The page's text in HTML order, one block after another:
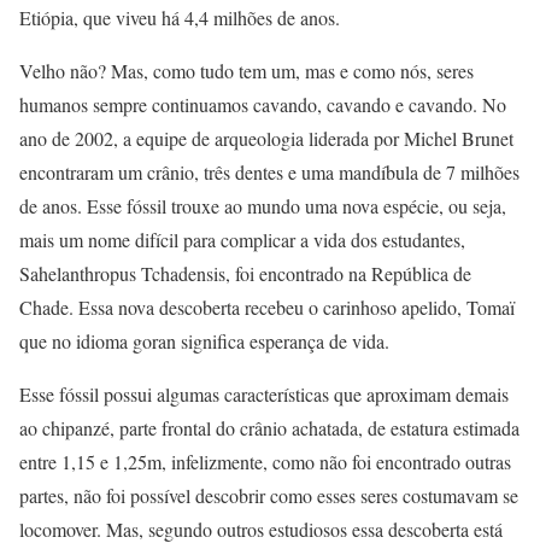
Etiópia, que viveu há 4,4 milhões de anos.
Velho não? Mas, como tudo tem um, mas e como nós, seres
humanos sempre continuamos cavando, cavando e cavando. No
ano de 2002, a equipe de arqueologia liderada por Michel Brunet
encontraram um crânio, três dentes e uma mandíbula de 7 milhões
de anos. Esse fóssil trouxe ao mundo uma nova espécie, ou seja,
mais um nome difícil para complicar a vida dos estudantes,
Sahelanthropus Tchadensis, foi encontrado na República de
Chade. Essa nova descoberta recebeu o carinhoso apelido, Tomaï
que no idioma goran significa esperança de vida.
Esse fóssil possui algumas características que aproximam demais
ao chipanzé, parte frontal do crânio achatada, de estatura estimada
entre 1,15 e 1,25m, infelizmente, como não foi encontrado outras
partes, não foi possível descobrir como esses seres costumavam se
locomover. Mas, segundo outros estudiosos essa descoberta está